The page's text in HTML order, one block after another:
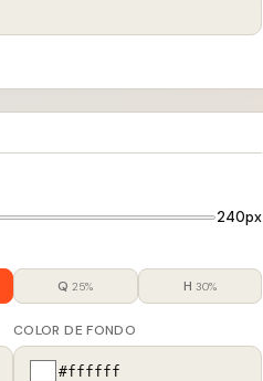
240px
Q25% H 30%
COLOR DE FONDO
#ffffff